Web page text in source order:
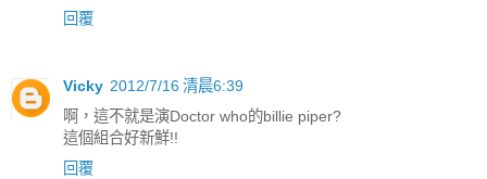
回覆
Vicky 2012/7/16 清晨6:39
啊，這不就是演Doctor who的billie piper?
這個組合好新鮮!!
回覆